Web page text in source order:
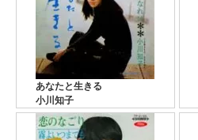
あなたと生きる
小川知子